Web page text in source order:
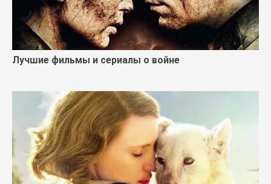
Лучшие фильмы и сериалы о войне